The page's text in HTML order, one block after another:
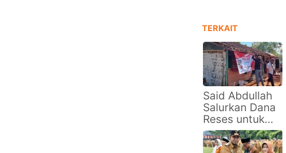
TERKAIT
Said Abdullah
Salurkan Dana
Reses untuk
Renovasi RTLH
di Talango,